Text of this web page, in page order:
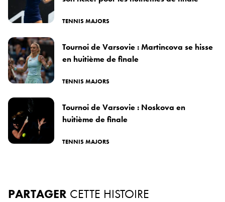
TENNIS MAJORS
Tournoi de Varsovie : Martincova se hisse
en huitième de finale
TENNIS MAJORS
Tournoi de Varsovie : Noskova en
huitième de finale
TENNIS MAJORS
PARTAGER CETTE HISTOIRE